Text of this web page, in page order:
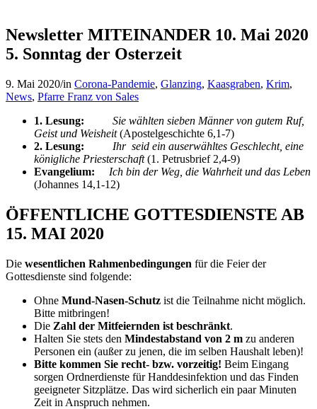
Newsletter MITEINANDER 10. Mai 2020
5. Sonntag der Osterzeit
9. Mai 2020/in Corona-Pandemie, Glanzing, Kaasgraben, Krim,
News, Pfarre Franz von Sales
1. Lesung:
Sie wählten sieben Männer von gutem Ruf,
Geist und Weisheit(Apostelgeschichte 6,1-7)
2. Lesung:
Ihr seid ein auserwähltes Geschlecht, eine
königliche Priesterschaft(1. Petrusbrief 2,4-9)
Evangelium:
Ich bin der Weg, die Wahrheit und das Leben
(Johannes 14,1-12)
ÖFFENTLICHE GOTTESDIENSTE AB
15. MAI 2020
Die wesentlichen Rahmenbedingungen für die Feier der
Gottesdienste sind folgende:
Ohne Mund-Nasen-Schutz ist die Teilnahme nicht möglich.
Bitte mitbringen!
Die Zahl der Mitfeiernden ist beschränkt.
Halten Sie stets den Mindestabstand von 2 m zu anderen
Personen ein (außer zu jenen, die im selben Haushalt leben)!
Bitte kommen Sie recht- bzw. vorzeitig! Beim Eingang
sorgen Ordnerdienste für Handdesinfektion und das Finden
geeigneter Sitzplätze. Das wird sicherlich ein paar Minuten
Zeit in Anspruch nehmen.